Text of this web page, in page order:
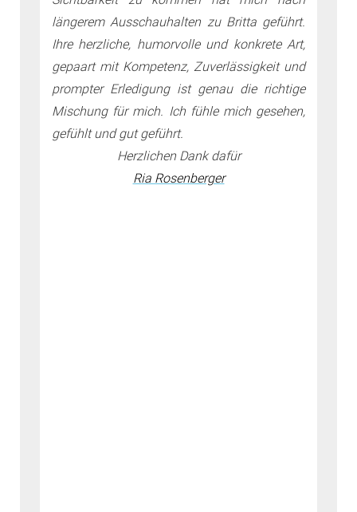
längerem Ausschauhalten zu Britta geführt.
Ihre herzliche, humorvolle und konkrete Art,
gepaart mit Kompetenz, Zuverlässigkeit und
prompter Erledigung ist genau die richtige
Mischung für mich. Ich fühle mich gesehen,
gefühlt und gut geführt.
Herzlichen Dank dafür
Ria Rosenberger